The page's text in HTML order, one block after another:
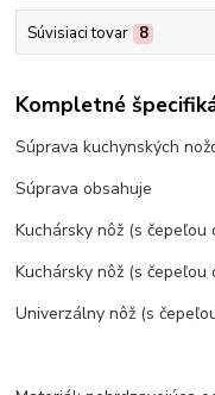
Súvisiaci tovar 8
Kompletné
Súprava kuchynských
Súprava obsahuje
Kuchársky nôž (s čepeľou
Kuchársky nôž (s čepeľou
Univerzálny nôž (s